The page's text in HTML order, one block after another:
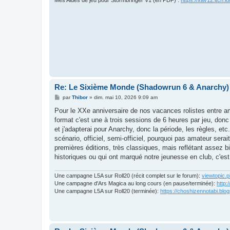
Re: Le Sixième Monde (Shadowrun 6 & Anarchy)
M
s
a
g
e
parThibor» dim. mai 10, 2026 9:09 am
Pour le XXe anniversaire de nos vacances rolistes entre
format c'est une à trois sessions de 6 heures par jeu,
et j'adapterai pour Anarchy, donc la période, les règles,
scénario, officiel, semi-officiel, pourquoi pas amateur
premières éditions, très classiques, mais reflétant assez
historiques ou qui ont marqué notre jeunesse en club,
Une campagne L5A sur Roll20 (récit complet sur le forum):
Une campagne d'Ars Magica au long cours (en pause/terminée):
Une campagne L5A sur Roll20 (terminée): https://